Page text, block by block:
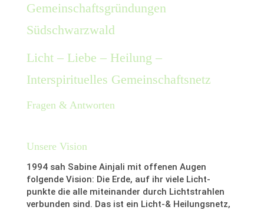
Gemeinschaftsgründungen
Südschwarzwald
Licht – Liebe – Heilung –
Interspirituelles Gemeinschaftsnetz
Fragen & Antworten
Unsere Vision
1994 sah Sabine Ainjali mit offenen Augen
folgende Vision: Die Erde, auf ihr viele Licht-
punkte die alle miteinander durch Lichtstrahlen
verbunden sind. Das ist ein Licht-& Heilungsnetz,